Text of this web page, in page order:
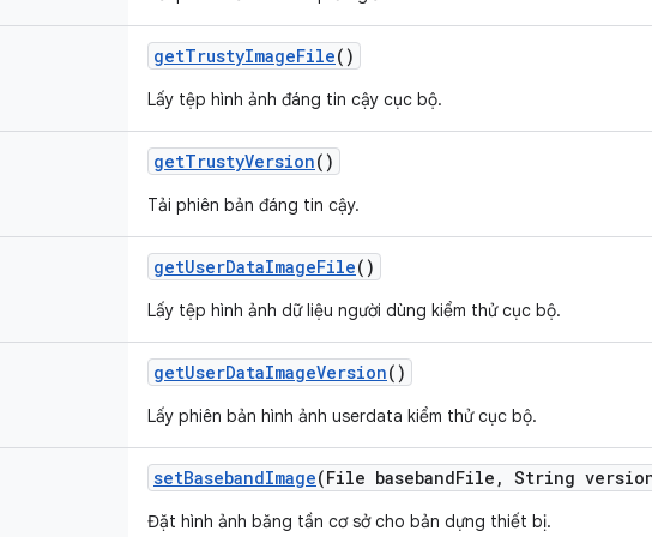
getTrustyImageFile()
Lấy tệp hình ảnh đáng tin cậy cục bộ.
getTrustyVersion()
Tải phiên bản đáng tin cậy.
getUserDataImageFile()
Lấy tệp hình ảnh dữ liệu người dùng kiểm thử cục bộ.
getUserDataImageVersion()
Lấy phiên bản hình ảnh userdata kiểm thử cục bộ.
setBasebandImage(File basebandFile , String
Đặt hình ảnh băng tần cơ sở cho bản dựng thiết bị.